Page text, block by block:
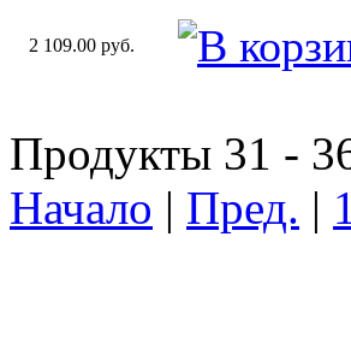
2 109.00 руб.
Продукты 31 -
Начало | Пред. | 1